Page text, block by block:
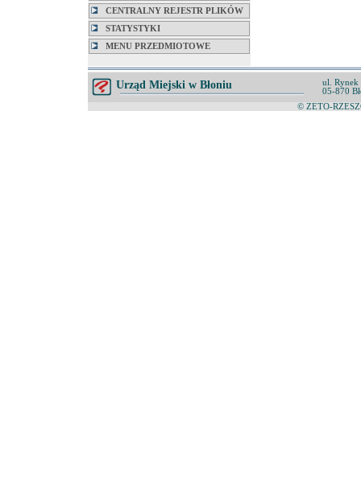
CENTRALNY REJESTR PLIKÓW
STATYSTYKI
MENU PRZEDMIOTOWE
Urząd Miejski w Błoniu
ul. Rynek
05-870
© ZETO-